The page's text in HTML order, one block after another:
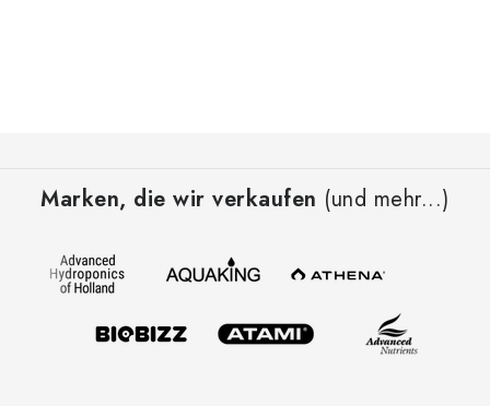
Marken, die wir verkaufen (und mehr...)